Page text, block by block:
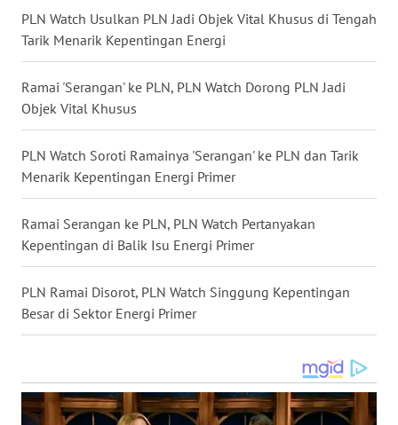
PLN Watch Usulkan PLN Jadi Objek Vital Khusus di Tengah
Tarik Menarik Kepentingan Energi
Ramai 'Serangan' ke PLN, PLN Watch Dorong PLN Jadi
Objek Vital Khusus
PLN Watch Soroti Ramainya 'Serangan' ke PLN dan Tarik
Menarik Kepentingan Energi Primer
Ramai Serangan ke PLN, PLN Watch Pertanyakan
Kepentingan di Balik Isu Energi Primer
PLN Ramai Disorot, PLN Watch Singgung Kepentingan
Besar di Sektor Energi Primer
WN
KALTARA
WN
WN
SULSEL
WN
GORONTALO
SULUT